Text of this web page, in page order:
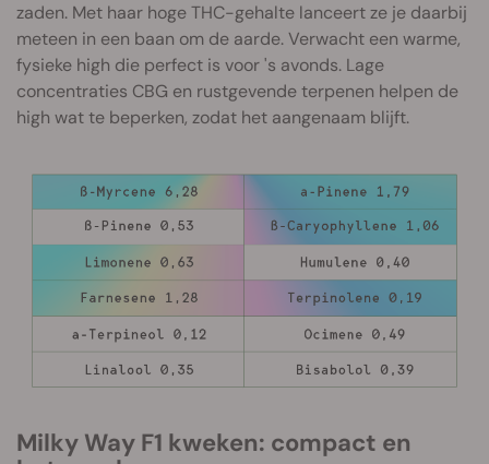
zaden. Met haar hoge THC-gehalte lanceert ze je daarbij
meteen in een baan om de aarde. Verwacht een warme,
fysieke high die perfect is voor 's avonds. Lage
concentraties CBG en rustgevende terpenen helpen de
high wat te beperken, zodat het aangenaam blijft.
Milky Way F1 kweken: compact en